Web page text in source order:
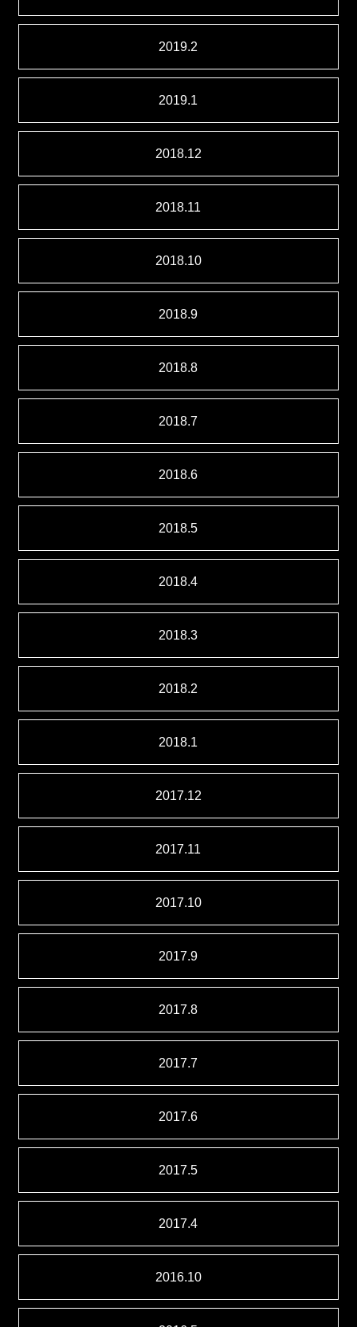
2019.2
2019.1
2018.12
2018.11
2018.10
2018.9
2018.8
2018.7
2018.6
2018.5
2018.4
2018.3
2018.2
2018.1
2017.12
2017.11
2017.10
2017.9
2017.8
2017.7
2017.6
2017.5
2017.4
2016.10